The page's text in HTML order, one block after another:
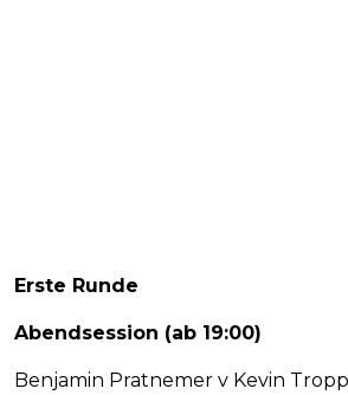
Erste Runde
Abendsession (ab 19:00)
Benjamin Pratnemer v Kevin